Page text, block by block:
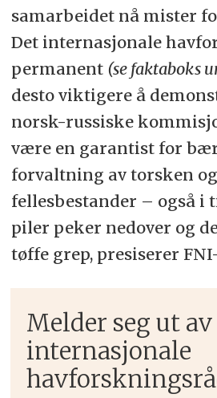
samarbeidet nå mister
Det internasjonale
permanent (se faktaboks
desto viktigere å
norsk-russiske
være en garantist for
forvaltning av torsken
fellesbestander – også i
piler peker nedover og
tøffe grep, presiserer
Melder seg ut
internasjonale